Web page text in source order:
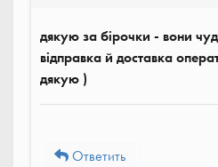
дякую за бірочки - вони
відправка й доставка
дякую )
Ответить